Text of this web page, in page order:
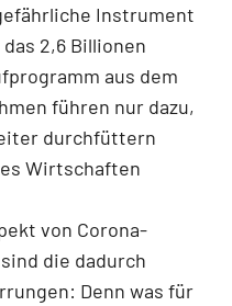
Instrument
das 2,6 Billionen
aus dem
führen nur dazu,
durchfüttern
Wirtschaften
von Corona-
die dadurch
Denn was für